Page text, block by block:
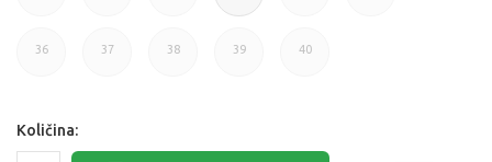
36
37 38 39 40
Količina: